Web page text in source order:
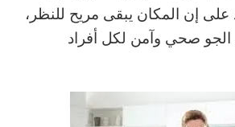
إن المكان يبقى مريح للنظر،
صحي وآمن لكل أفراد